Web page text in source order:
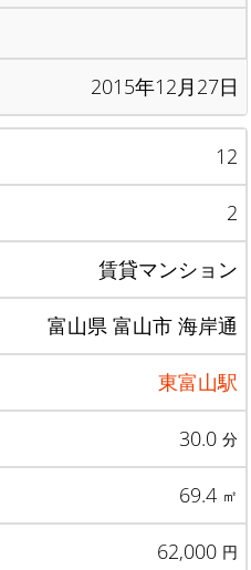
2015年12月27日
12
2
賃貸マンション
富山県 富山市 海岸通
東富山駅
30.0 分
69.4 ㎡
62,000 円